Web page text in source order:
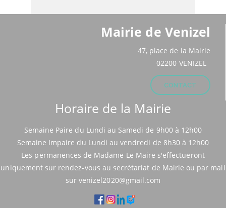
Mairie de Venizel
47, place de la Mairie
02200 VENIZEL
CONTACT
Horaire de la Mairie
Semaine Paire du Lundi au Samedi de 9h00 à 12h00
Semaine Impaire du Lundi au vendredi de 8h30 à 12h00
Les permanences de Madame Le Maire s'effectueront
uniquement sur rendez-vous au secrétariat de Mairie ou par mail
sur venizel2020@gmail.com